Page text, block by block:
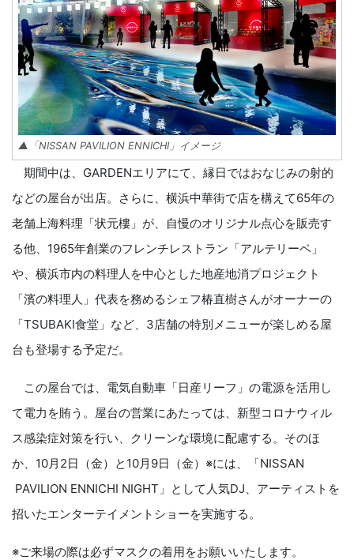
▲「NISSAN PAVILION ENNICHI」イメージ
期間中は、GARDENエリアにて、縁日ではおなじみの射的
などの屋台が出店。さらに、横浜中華街で店を構えて65年の
老舗上海料理「状元樓」が、自慢のオリジナル点心を販売す
る他、1965年創業のフレンチレストラン「アルテリーベ」
や、横浜市内の料理人を中心とした地産地消プロジェクト
「濱の料理人」代表を務めるシェフ椿直樹さんがオーナーの
「TSUBAKI食堂」など、3店舗の特別メニューが楽しめる屋
台も登場する予定だ。
この屋台では、電気自動車「日産リーフ」の電源を活用し
て電力を賄う。屋台の営業にあたっては、新型コロナウィル
ス感染症対策を行い、クリーンな環境に配慮する。そのほ
か、10月2日（金）と10月9日（金）※には、「NISSAN
PAVILION ENNICHI NIGHT」として人気DJ、アーティストを
招いたエンターテイメントショーを実施する。
※ご来場の際は必ずマスクの着用をお願いいたします。